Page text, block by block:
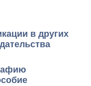
в других